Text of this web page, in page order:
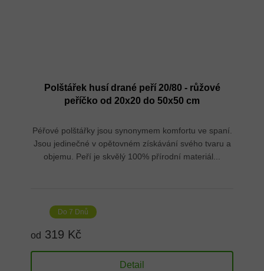
Polštářek husí drané peří 20/80 - růžové
peříčko od 20x20 do 50x50 cm
Péřové polštářky jsou synonymem komfortu ve spaní.
Jsou jedinečné v opětovném získávání svého tvaru a
objemu. Peří je skvělý 100% přírodní materiál...
Do 7 Dnů
od 319 Kč
Detail